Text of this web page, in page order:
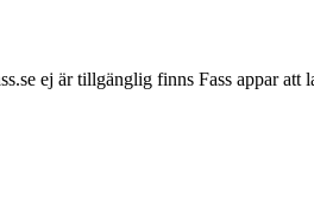
ej är tillgänglig finns Fass appar